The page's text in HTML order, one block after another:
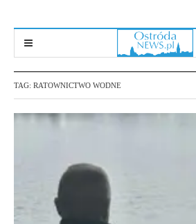
TAG: RATOWNICTWO WODNE